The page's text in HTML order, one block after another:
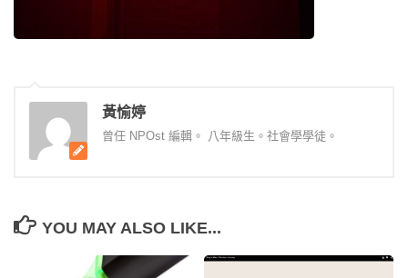
黃愉婷
曾任 NPOst 編輯。 八年級生。社會學學徒。
YOU MAY ALSO LIKE...